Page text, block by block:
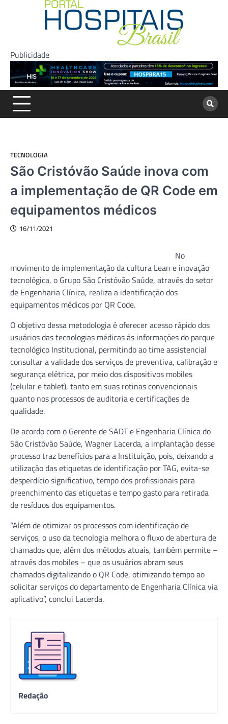
Publicidade
TECNOLOGIA
São Cristóvão Saúde inova com
a implementação de QR Code em
equipamentos médicos
16/11/2021
No
movimento de implementação da cultura Lean e inovação
tecnológica, o Grupo São Cristóvão Saúde, através do setor
de Engenharia Clínica, realiza a identificação dos
equipamentos médicos por QR Code.
O objetivo dessa metodologia é oferecer acesso rápido dos
usuários das tecnologias médicas às informações do parque
tecnológico Institucional, permitindo ao time assistencial
consultar a validade dos serviços de preventiva, calibração e
segurança elétrica, por meio dos dispositivos mobiles
(celular e tablet), tanto em suas rotinas convencionais
quanto nos processos de auditoria e certificações de
qualidade.
De acordo com o Gerente de SADT e Engenharia Clínica do
São Cristóvão Saúde, Wagner Lacerda, a implantação desse
processo traz benefícios para a Instituição, pois, deixando a
utilização das etiquetas de identificação por TAG, evita-se
desperdício significativo, tempo dos profissionais para
preenchimento das etiquetas e tempo gasto para retirada
de resíduos dos equipamentos.
“Além de otimizar os processos com identificação de
serviços, o uso da tecnologia melhora o fluxo de abertura de
chamados que, além dos métodos atuais, também permite –
através dos mobiles – que os usuários abram seus
chamados digitalizando o QR Code, otimizando tempo ao
solicitar serviços do departamento de Engenharia Clínica via
aplicativo”, conclui Lacerda.
Redação